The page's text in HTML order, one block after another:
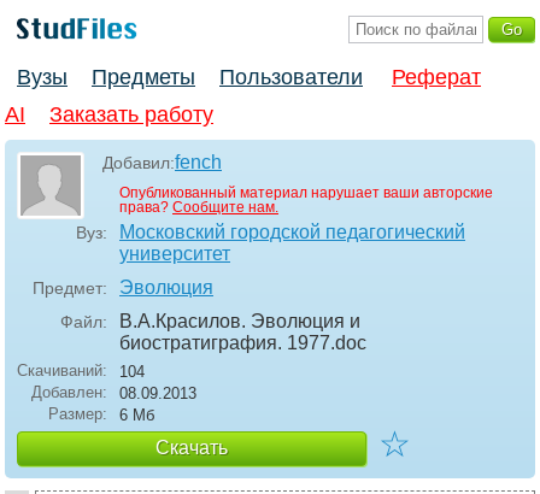
Вузы Предметы Пользователи
Реферат
AI
Заказать работу
Добавил:fench
Опубликованный материал нарушает ваши авторские
права? Сообщите нам.
Вуз:
Московский городской педагогический
университет
Предмет: Эволюция
Файл:
В.А.Красилов. Эволюция и
биостратиграфия. 1977.doc
Скачиваний:
104
Добавлен:
08.09.2013
Размер:
6 Мб
Скачать ☆